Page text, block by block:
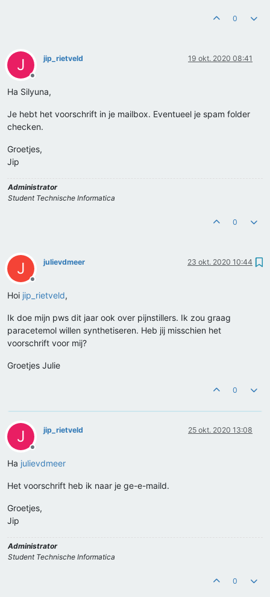
0
J
Offline
jip_rietveld 19 okt. 2020 08:41
Ha Silyuna,
Je hebt het voorschrift in je mailbox. Eventueel je spam folder
checken.
Groetjes,
Jip
Administrator
Student Technische Informatica
0
J
Offline
julievdmeer 23 okt. 2020 10:44
Hoi jip_rietveld,
Ik doe mijn pws dit jaar ook over pijnstillers. Ik zou graag
paracetemol willen synthetiseren. Heb jij misschien het
voorschrift voor mij?
Groetjes Julie
0
J
Offline
jip_rietveld 25 okt. 2020 13:08
Ha julievdmeer
Het voorschrift heb ik naar je ge-e-maild.
Groetjes,
Jip
Administrator
Student Technische Informatica
0